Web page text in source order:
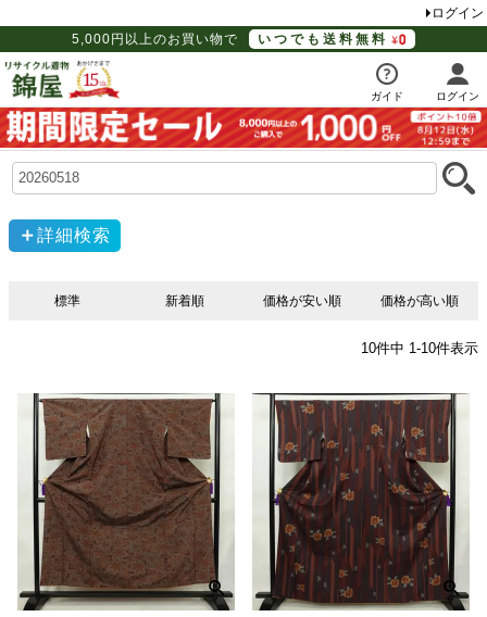
ログイン
5,000円以上のお買い物で
いつでも送料無料
ガイド ログイン
詳細検索
標準 新着順 価格が安い順 価格が高い順
10件中 1 -10件表示